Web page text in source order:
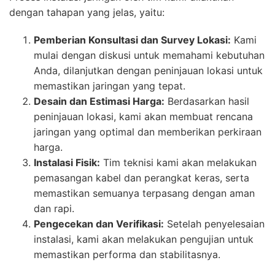
dengan tahapan yang jelas, yaitu:
Pemberian Konsultasi dan Survey Lokasi: Kami
mulai dengan diskusi untuk memahami kebutuhan
Anda, dilanjutkan dengan peninjauan lokasi untuk
memastikan jaringan yang tepat.
Desain dan Estimasi Harga: Berdasarkan hasil
peninjauan lokasi, kami akan membuat rencana
jaringan yang optimal dan memberikan perkiraan
harga.
Instalasi Fisik: Tim teknisi kami akan melakukan
pemasangan kabel dan perangkat keras, serta
memastikan semuanya terpasang dengan aman
dan rapi.
Pengecekan dan Verifikasi: Setelah penyelesaian
instalasi, kami akan melakukan pengujian untuk
memastikan performa dan stabilitasnya.